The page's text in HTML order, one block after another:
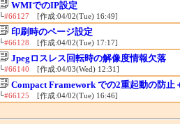
WMIでのIP設定
└#66127 [作成:04/02(Tue) 16:49]
印刷時のページ設定
└#66128 [作成:04/02(Tue) 17:17]
Jpegロスレス回転時の解像度情報欠落
└#66140 [作成:04/03(Wed) 12:31]
Compact Framework での2重起動の防止
└#66125 [作成:04/02(Tue) 16:46]